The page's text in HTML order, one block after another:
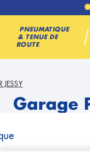
PNEUMATIQUE
& TENUE DE
ROUTE
JESSY
Garage